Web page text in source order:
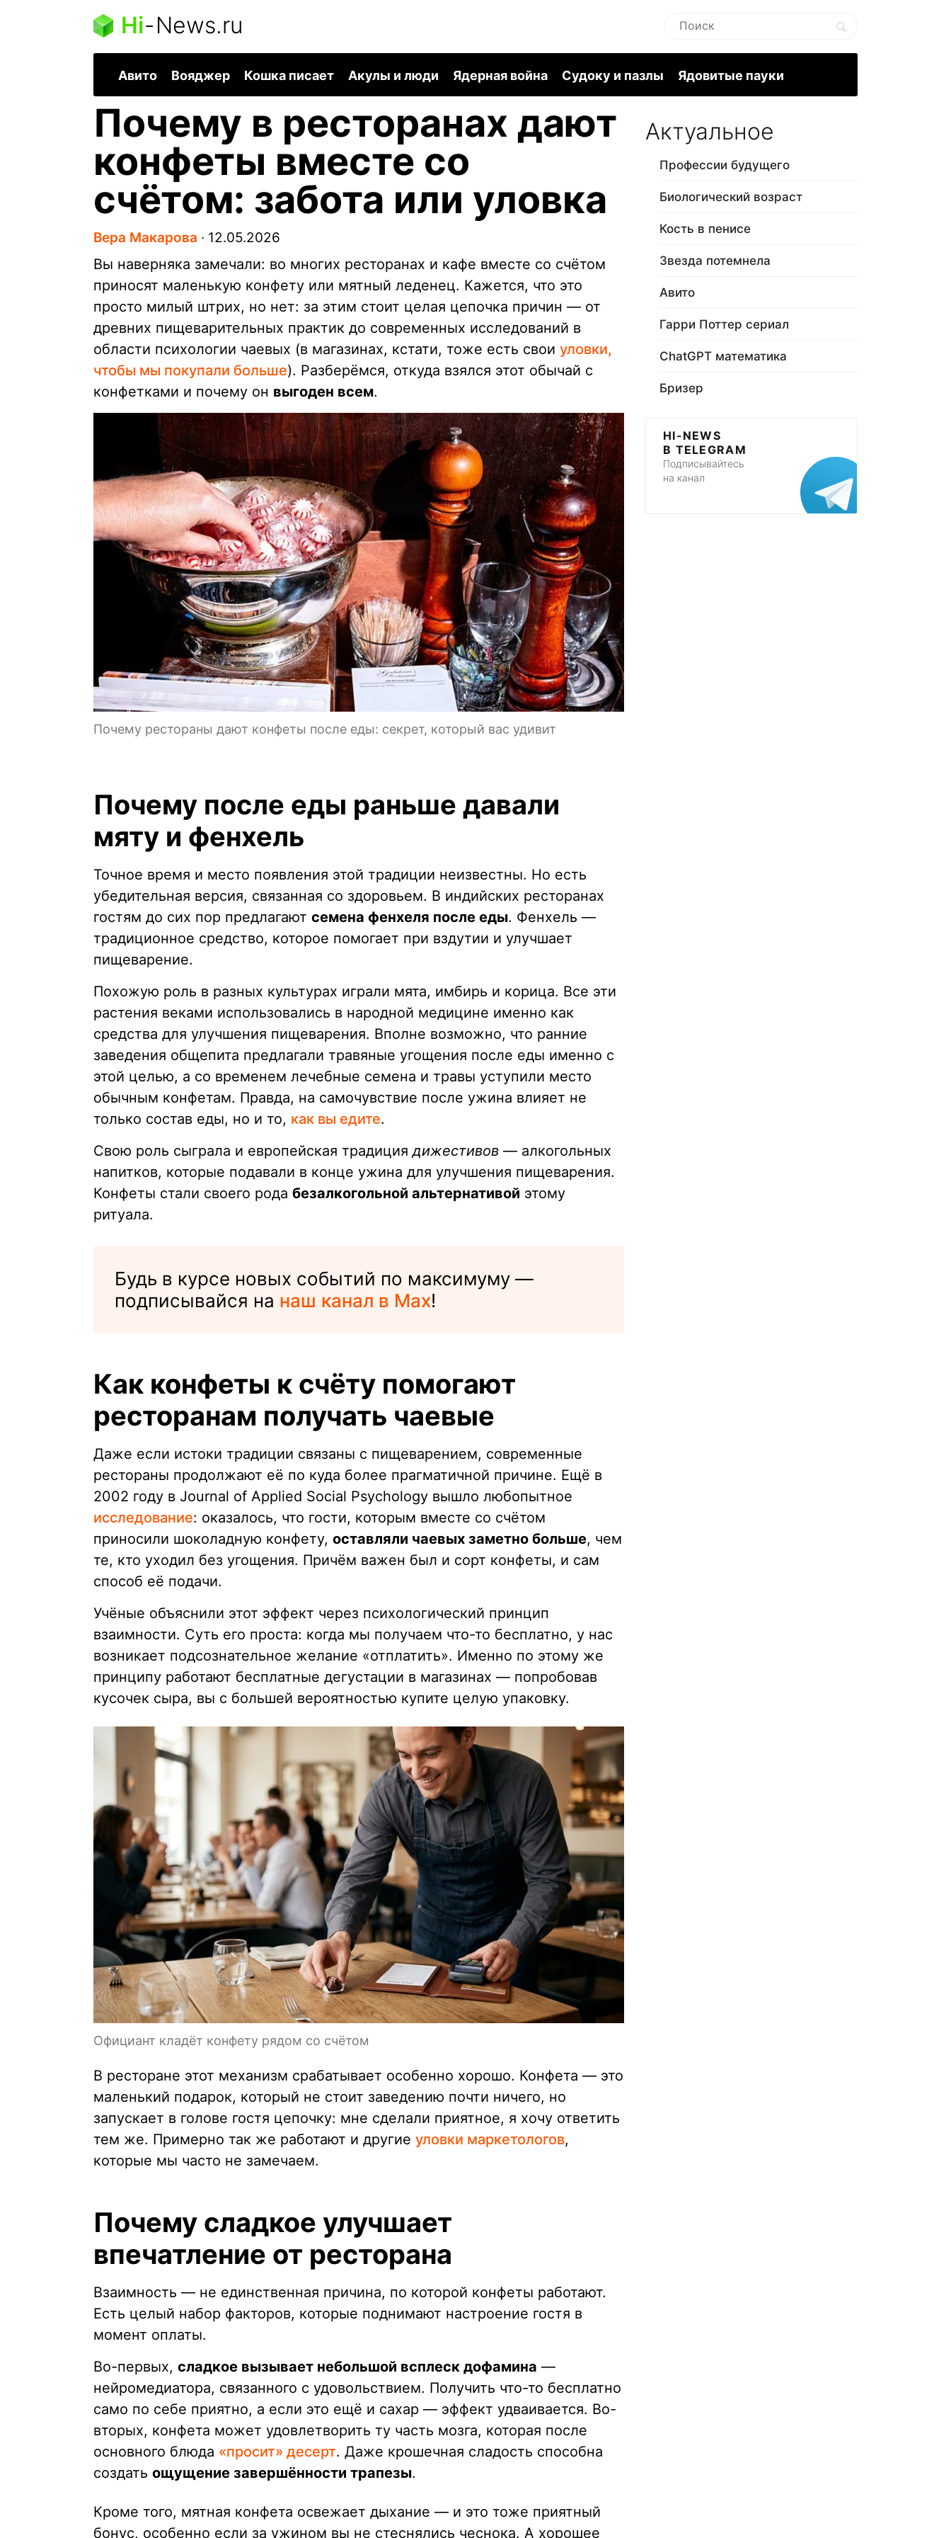
Hi-News.ru
Авито Вояджер Кошка писает Акулы и люди Ядерная война Судоку и пазлы Ядовитые пауки
Почему в ресторанах дают
конфеты вместе со
счётом: забота или уловка
Вера Макарова ∙ 12.05.2026
Вы наверняка замечали: во многих ресторанах и кафе вместе со счётом
приносят маленькую конфету или мятный леденец. Кажется, что это
просто милый штрих, но нет: за этим стоит целая цепочка причин — от
древних пищеварительных практик до современных исследований в
области психологии чаевых (в магазинах, кстати, тоже есть свои уловки,
чтобы мы покупали больше). Разберёмся, откуда взялся этот обычай с
конфетками и почему он выгоден всем.
Почему рестораны дают конфеты после еды: секрет, который вас удивит
Почему после еды раньше давали
мяту и фенхель
Точное время и место появления этой традиции неизвестны. Но есть
убедительная версия, связанная со здоровьем. В индийских ресторанах
гостям до сих пор предлагают семена фенхеля после еды. Фенхель —
традиционное средство, которое помогает при вздутии и улучшает
пищеварение.
Похожую роль в разных культурах играли мята, имбирь и корица. Все эти
растения веками использовались в народной медицине именно как
средства для улучшения пищеварения. Вполне возможно, что ранние
заведения общепита предлагали травяные угощения после еды именно с
этой целью, а со временем лечебные семена и травы уступили место
обычным конфетам. Правда, на самочувствие после ужина влияет не
только состав еды, но и то, как вы едите.
Свою роль сыграла и европейская традициядижестивов — алкогольных
напитков, которые подавали в конце ужина для улучшения пищеварения.
Конфеты стали своего рода безалкогольной альтернативой этому
ритуала.
Будь в курсе новых событий по максимуму —
подписывайся на наш канал в Max!
Как конфеты к счёту помогают
ресторанам получать чаевые
Даже если истоки традиции связаны с пищеварением, современные
рестораны продолжают её по куда более прагматичной причине. Ещё в
2002 году в Journal of Applied Social Psychology вышло любопытное
исследование: оказалось, что гости, которым вместе со счётом
приносили шоколадную конфету, оставляли чаевых заметно больше, чем
те, кто уходил без угощения. Причём важен был и сорт конфеты, и сам
способ её подачи.
Учёные объяснили этот эффект через психологический принцип
взаимности. Суть его проста: когда мы получаем что-то бесплатно, у нас
возникает подсознательное желание «отплатить». Именно по этому же
принципу работают бесплатные дегустации в магазинах — попробовав
кусочек сыра, вы с большей вероятностью купите целую упаковку.
Официант кладёт конфету рядом со счётом
В ресторане этот механизм срабатывает особенно хорошо. Конфета — это
маленький подарок, который не стоит заведению почти ничего, но
запускает в голове гостя цепочку: мне сделали приятное, я хочу ответить
тем же. Примерно так же работают и другие уловки маркетологов,
которые мы часто не замечаем.
Почему сладкое улучшает
впечатление от ресторана
Взаимность — не единственная причина, по которой конфеты работают.
Есть целый набор факторов, которые поднимают настроение гостя в
момент оплаты.
Во-первых, сладкое вызывает небольшой всплеск дофамина —
нейромедиатора, связанного с удовольствием. Получить что-то бесплатно
само по себе приятно, а если это ещё и сахар — эффект удваивается. Во-
вторых, конфета может удовлетворить ту часть мозга, которая после
основного блюда «просит» десерт. Даже крошечная сладость способна
создать ощущение завершённости трапезы.
Кроме того, мятная конфета освежает дыхание — и это тоже приятный
бонус, особенно если за ужином вы не стеснялись чеснока. А хорошее
Актуальное
Профессии будущего
Биологический возраст
Кость в пенисе
Звезда потемнела
Авито
Гарри Поттер сериал
ChatGPT математика
Бризер
HI-NEWS
В TELEGRAM
Подписывайтесь
на канал